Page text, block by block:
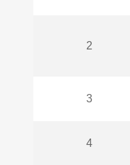
2
3
4